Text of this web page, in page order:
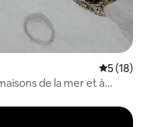
5 (18)
de la mer et à